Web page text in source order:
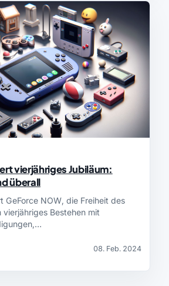
vierjähriges Jubiläum:
überall
GeForce NOW, die Freiheit des
Bestehen mit
08. Feb. 2024